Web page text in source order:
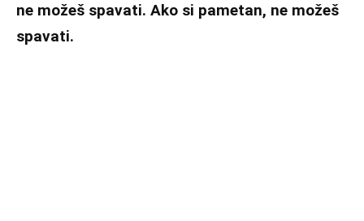
ne možeš spavati. Ako si pametan, ne možeš
spavati.